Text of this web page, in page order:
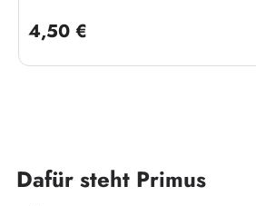
4,50 €
Dafür steht Primus